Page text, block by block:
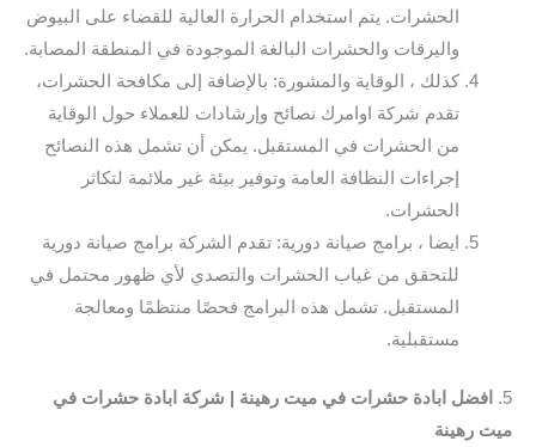
الحشرات. يتم استخدام الحرارة العالية للقضاء على البيوض
واليرقات والحشرات البالغة الموجودة في المنطقة المصابة.
كذلك ، الوقاية والمشورة: بالإضافة إلى مكافحة الحشرات،
تقدم شركة اوامرك نصائح وإرشادات للعملاء حول الوقاية
من الحشرات في المستقبل. يمكن أن تشمل هذه النصائح
إجراءات النظافة العامة وتوفير بيئة غير ملائمة لتكاثر
الحشرات.
ايضا ، برامج صيانة دورية: تقدم الشركة برامج صيانة دورية
للتحقق من غياب الحشرات والتصدي لأي ظهور محتمل في
المستقبل. تشمل هذه البرامج فحصًا منتظمًا ومعالجة
مستقبلية.
5.
افضل ابادة حشرات في ميت رهينة | شركة ابادة حشرات في
ميت رهينة